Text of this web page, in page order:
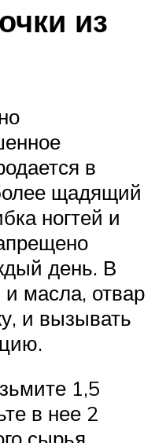
из
в
щадящий
ногтей и
день. В
и масла, отвар
и вызывать
1,5
в нее 2